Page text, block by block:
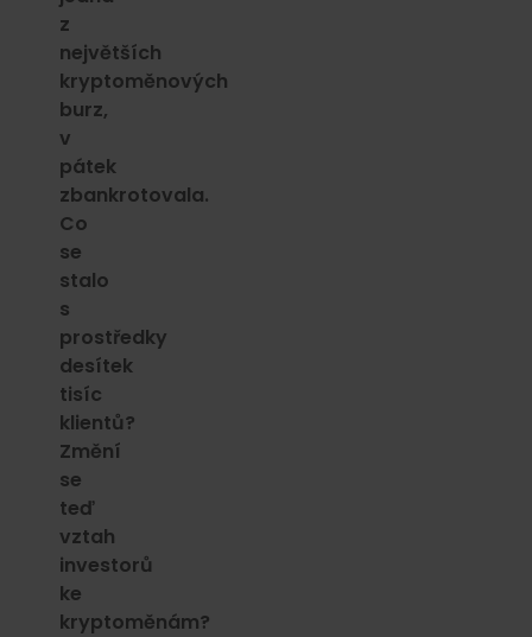
z
největších
kryptoměnových
burz,
v
pátek
zbankrotovala.
Co
se
stalo
s
prostředky
desítek
tisíc
klientů?
Změní
se
teď
vztah
investorů
ke
kryptoměnám?